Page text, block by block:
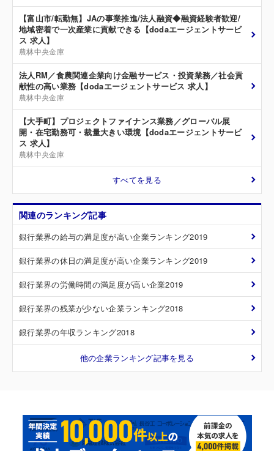
【富山市/転勤無】JAの事業推進/法人融資◆融資経験者歓迎/
地域密着で一次産業に貢献できる【dodaエージェントサービ
ス 求人】
農林中央金庫
法人RM／食農関連企業向け金融サービス・投資業務／社会貢
献性の高い業務【dodaエージェントサービス 求人】
農林中央金庫
【大手町】プロジェクトファイナンス業務／グローバル展
開・在宅勤務可・裁量大きい環境【dodaエージェントサービ
ス 求人】
農林中央金庫
すべてを見る
関連のランキング記事
銀行業界の給与の満足度が高い企業ランキング2019
銀行業界の休日の満足度が高い企業ランキング2019
銀行業界の労働時間の満足度が高い企業2019
銀行業界の残業が少ない企業ランキング2018
銀行業界の年収ランキング2018
他の企業ランキング記事を見る